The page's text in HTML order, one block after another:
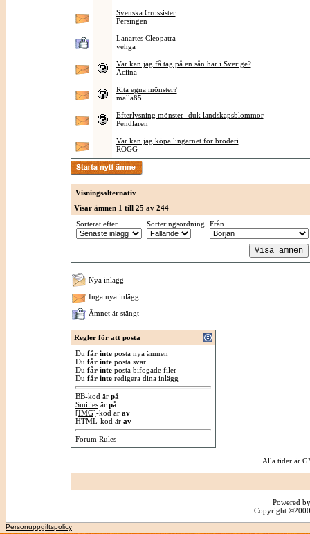
Svenska Grossister
Persingen
Lanartes Cleopatra
vehga
Var kan jag få tag på en sån här i Sverige?
Aciina
Rita egna mönster?
malla85
Efterlysning mönster -duk landskapsblommor
Pendlaren
Var kan jag köpa lingarnet för broderi
ROGG
Visningsalternativ
Visar ämnen 1 till 25 av 244
Sorterat efter
Sorteringsordning Från
Nya inlägg
Inga nya inlägg
Ämnet är stängt
Regler för att posta
Du får inteposta nya ämnen
Du får inteposta svar
Du får inteposta bifogade filer
Du får interedigera dina inlägg
BB-kod är på
Smiliesär på
[IMG]-kod är av
HTML-kod är av
Forum Rules
Alla tider är
Powered
Copyright
Personuppgiftspolicy